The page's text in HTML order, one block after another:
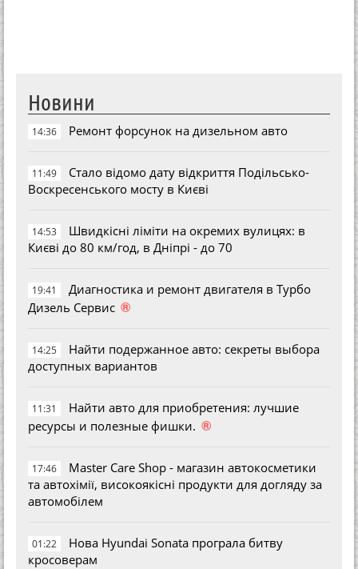
Новини
14:36 Ремонт форсунок на дизельном авто
11:49
Стало відомо дату відкриття Подільсько-
Воскресенського мосту в Києві
14:53
Швидкісні ліміти на окремих вулицях: в
Києві до 80 км/год, в Дніпрі - до 70
19:41
Диагностика и ремонт двигателя в Турбо
Дизель Сервис ®
14:25
Найти подержанное авто: секреты выбора
доступных вариантов
11:31
Найти авто для приобретения: лучшие
ресурсы и полезные фишки. ®
17:46
Master Care Shop - магазин автокосметики
та автохімії, високоякісні продукти для догляду за
автомобілем
01:22
Нова Hyundai Sonata програла битву
кросоверам